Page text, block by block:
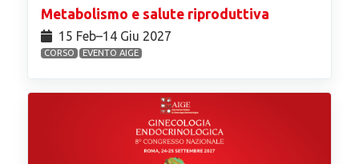
Metabolismo e salute riproduttiva
15 Feb⁠–14 Giu 2027
CORSO EVENTO AIGE